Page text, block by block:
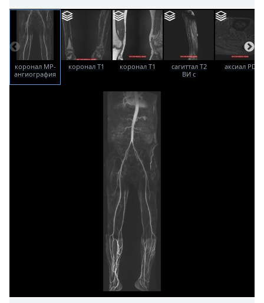
коронал МР-
ангиография
коронал T1 коронал T1
сагиттал T2
ВИ с
аксиал PD